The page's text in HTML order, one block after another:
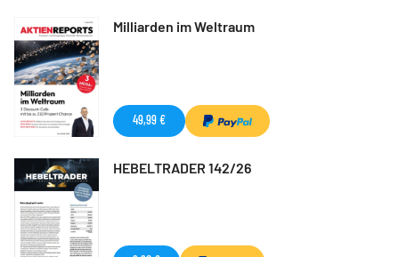
Milliarden im Weltraum
49,99 €
HEBELTRADER 142/26